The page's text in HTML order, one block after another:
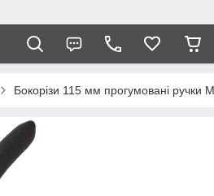
Бокорізи 115 мм прогумовані ручки